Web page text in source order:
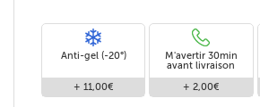
Anti-gel (-20°)
+ 11,00€
M'avertir 30min
avant livraison
+ 2,00€